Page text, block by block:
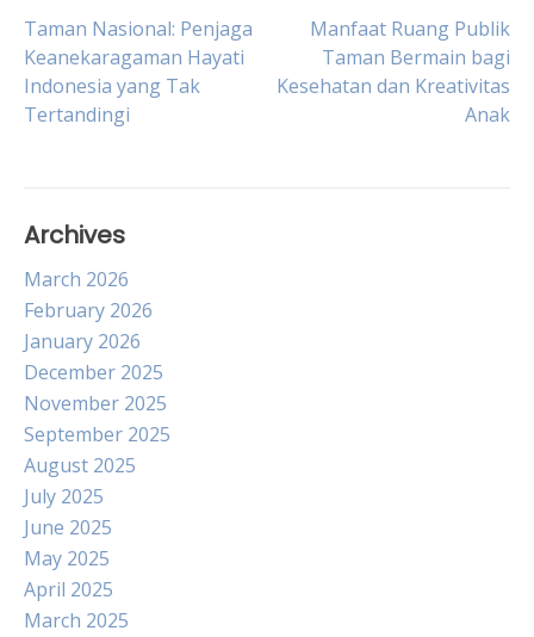
Post
navigation
Taman Nasional: Penjaga
Keanekaragaman Hayati
Indonesia yang Tak
Tertandingi
Manfaat Ruang Publik
Taman Bermain bagi
Kesehatan dan Kreativitas
Anak
Archives
March 2026
February 2026
January 2026
December 2025
November 2025
September 2025
August 2025
July 2025
June 2025
May 2025
April 2025
March 2025